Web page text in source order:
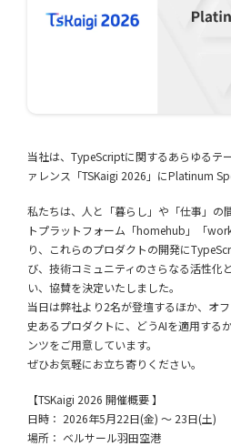
当社は、TypeScriptに関するあらゆるテ
ァレンス「TSKaigi 2026」にPlatinum
私たちは、人と「暮らし」や「仕事」の
トプラットフォーム「homehub」「
り、これらのプロダクトの開発に
び、技術コミュニティのさらなる活性化
い、協賛を決定いたしました。
当日は弊社より2名が登壇するほか、オ
史あるプロダクトに、どうAIを適用する
ンツをご用意しています。
ぜひお気軽にお立ち寄りください。
【TSKaigi 2026 開催概要 】
日時： 2026年5月22日(金) 〜 23日(土)
場所： ベルサール羽田空港